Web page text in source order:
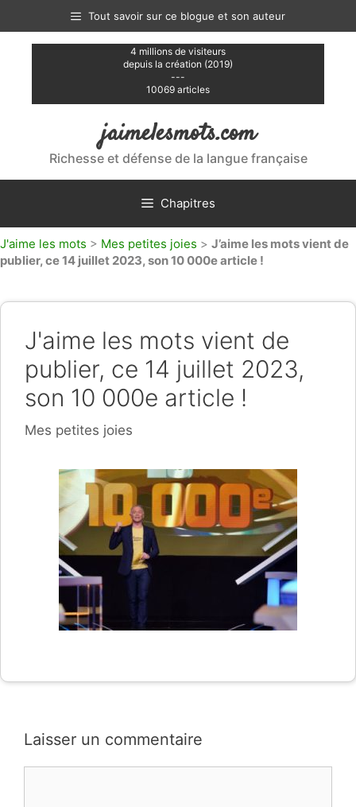
contenu
Tout savoir sur ce blogue et son auteur
4 millions de visiteurs
depuis la création (2019)
---
10069 articles
jaimelesmots.com
Richesse et défense de la langue française
Chapitres
J'aime les mots > Mes petites joies > J’aime les mots vient de
publier, ce 14 juillet 2023, son 10 000e article !
J'aime les mots vient de
publier, ce 14 juillet 2023,
son 10 000e article !
Catégories
Mes petites joies
Laisser un commentaire